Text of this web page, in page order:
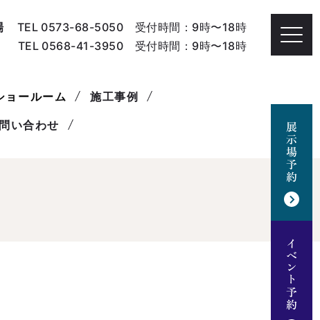
TEL 0573-68-5050 受付時間：9時〜18時
TEL 0568-41-3950 受付時間：9時〜18時
ョールーム 施工事例
い合わせ